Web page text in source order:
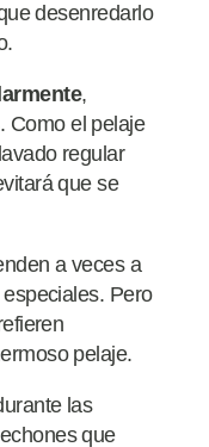
desenredarlo
,
Como el pelaje
regular
que se
a veces a
Pero
pelaje.
las
que